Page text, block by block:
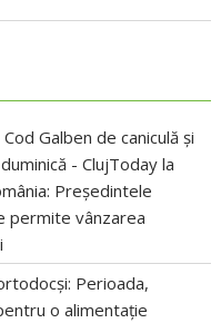
Galben de caniculă și
- ClujToday la
Președintele
permite vânzarea
Perioada,
o alimentație